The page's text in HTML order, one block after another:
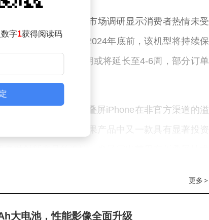
万至1.8万元），但市场调研显示消费者热情未受
郭明錤判断至少在2024年底前，该机型将持续保
现象，官方发货周期或将延长至4-6周，部分订单
衡。报告预测，折叠屏iPhone在非官方渠道的溢
版AirPods之后，苹果产品中又一款具有显著投资
字1获得阅读码
更多 >
大电池，性能影像全面升级